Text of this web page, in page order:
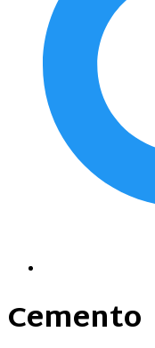
Cemento